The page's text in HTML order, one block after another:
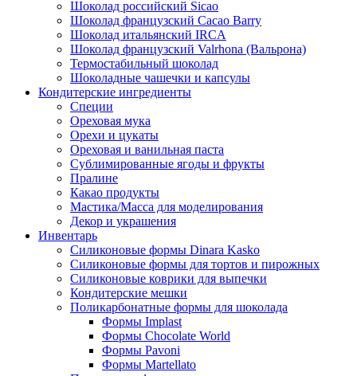
Шоколад российский Sicao
Шоколад французский Cacao Barry
Шоколад итальянский IRCA
Шоколад французский Valrhona (Вальрона)
Термостабильный шоколад
Шоколадные чашечки и капсулы
Кондитерские ингредиенты
Специи
Ореховая мука
Орехи и цукаты
Ореховая и ванильная паста
Сублимированные ягоды и фрукты
Пралине
Какао продукты
Мастика/Масса для моделирования
Декор и украшения
Инвентарь
Силиконовые формы Dinara Kasko
Силиконовые формы для тортов и пирожных
Силиконовые коврики для выпечки
Кондитерские мешки
Поликарбонатные формы для шоколада
Формы Implast
Формы Chocolate World
Формы Pavoni
Формы Martellato